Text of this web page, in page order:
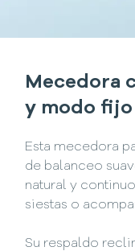
Mecedora
y modo fijo
Esta mecedora
de balanceo
natural y
siestas o
Su respaldo